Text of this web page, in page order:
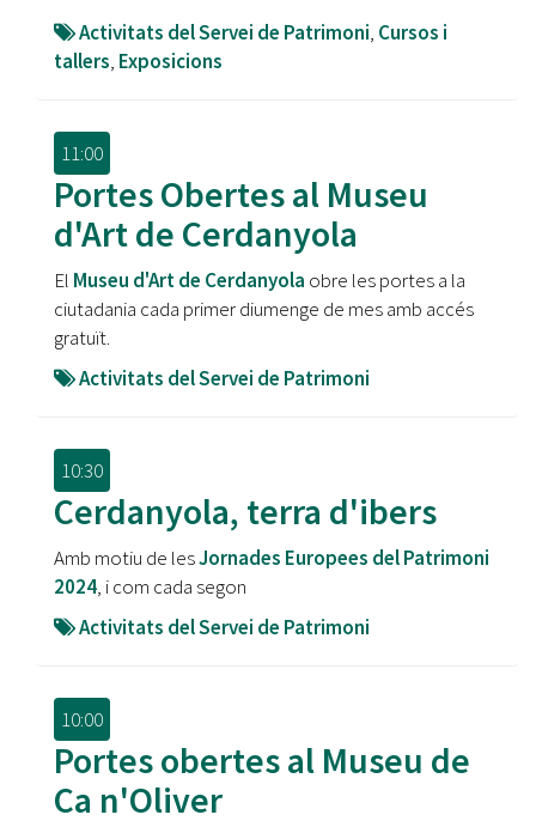
Activitats del Servei de Patrimoni, Cursos i
tallers, Exposicions
11:00
Portes Obertes al Museu
d'Art de Cerdanyola
El Museu d'Art de Cerdanyola obre les portes a la
ciutadania cada primer diumenge de mes amb accés
gratuït.
Activitats del Servei de Patrimoni
10:30
Cerdanyola, terra d'ibers
Amb motiu de lesJornades Europees del Patrimoni
2024, i com cada segon
Activitats del Servei de Patrimoni
10:00
Portes obertes al Museu de
Ca n'Oliver